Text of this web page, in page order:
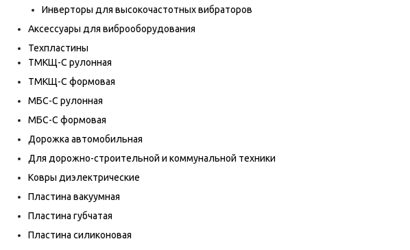
Инверторы для высокочастотных вибраторов
Аксессуары для виброоборудования
Техпластины
ТМКЩ-С рулонная
ТМКЩ-С формовая
МБС-С рулонная
МБС-С формовая
Дорожка автомобильная
Для дорожно-строительной и коммунальной техники
Ковры диэлектрические
Пластина вакуумная
Пластина губчатая
Пластина силиконовая